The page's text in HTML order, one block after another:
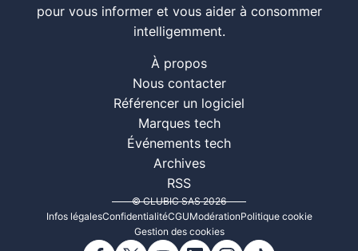
pour vous informer et vous aider à consommer
intelligemment.
À propos
Nous contacter
Référencer un logiciel
Marques tech
Événements tech
Archives
RSS
© CLUBIC SAS 2026
Infos légalesConfidentialitéCGUModérationPolitique cookie
Gestion des cookies